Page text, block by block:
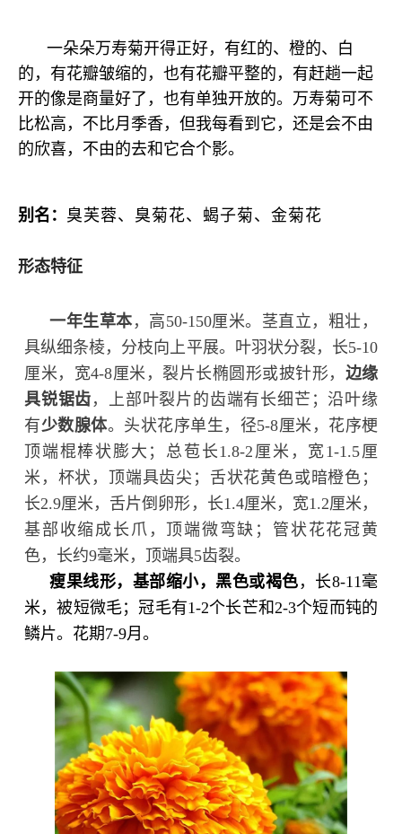
一朵朵万寿菊开得正好，有红的、橙的、白
的，有花瓣皱缩的，也有花瓣平整的，有赶趟一起
开的像是商量好了，也有单独开放的。万寿菊可不
比松高，不比月季香，但我每看到它，还是会不由
的欣喜，不由的去和它合个影。
别名： 臭芙蓉、臭菊花、蝎子菊、金菊花
形态特征
一年生草本 ，高50-150厘米。茎直立，粗壮，
具纵细条棱，分枝向上平展。叶羽状分裂，长5-10
厘米，宽4-8厘米，裂片长椭圆形或披针形， 边缘
具锐锯齿 ，上部叶裂片的齿端有长细芒；沿叶缘
有少数腺体。头状花序单生，径5-8厘米，花序梗
顶端棍棒状膨大；总苞长1.8-2厘米，宽1-1.5厘
米，杯状，顶端具齿尖；舌状花黄色或暗橙色；
长2.9厘米，舌片倒卵形，长1.4厘米，宽1.2厘米，
基部收缩成长爪，顶端微弯缺；管状花花冠黄
色，长约9毫米，顶端具5齿裂。
瘦果线形，基部缩小，黑色或褐色 ，长8-11毫
米，被短微毛；冠毛有1-2个长芒和2-3个短而钝的
鳞片。花期7-9月。